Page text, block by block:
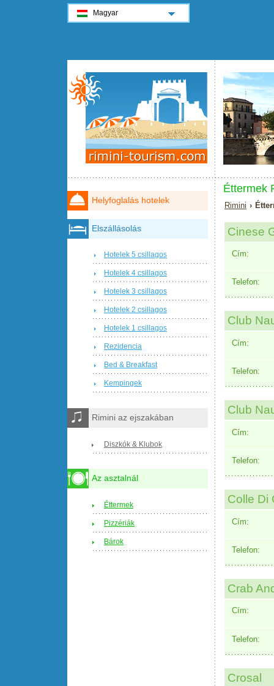
Éttermek
Rimini ›
Cinese
Cím:
Telefon:
Club
Cím:
Telefon:
Club
Cím:
Telefon:
Colle Di
Cím:
Telefon:
Crab
Cím:
Telefon:
Crosal
Helyfoglalás hotelek
Elszállásolás
Hotelek 5 csillagos
Hotelek 4 csillagos
Hotelek 3 csillagos
Hotelek 2 csillagos
Hotelek 1 csillagos
Rezidencia
Bed & Breakfast
Kempingek
Rimini az ejszakában
Diszkók & Klubok
Az asztalnál
Éttermek
Pizzériák
Bárok
Magyar